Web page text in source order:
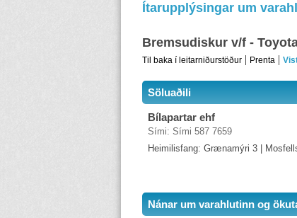
Ítarupplýsingar um
Bremsudiskur v/f -
Til baka í leitarniðurstöður Prenta
Söluaðili
Bílapartar ehf
Sími: Sími 587 7659
Heimilisfang: Grænamýri 3 |
Nánar um varahlutinn og